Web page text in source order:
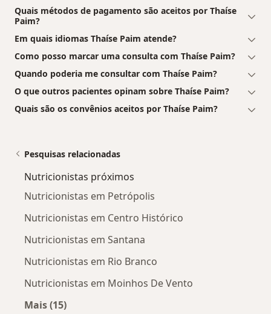
Quais métodos de pagamento são aceitos por Thaíse
Paim?
Em quais idiomas Thaíse Paim atende?
Como posso marcar uma consulta com Thaíse Paim?
Quando poderia me consultar com Thaíse Paim?
O que outros pacientes opinam sobre Thaíse Paim?
Quais são os convênios aceitos por Thaíse Paim?
Pesquisas relacionadas
Nutricionistas próximos
Nutricionistas em Petrópolis
Nutricionistas em Centro Histórico
Nutricionistas em Santana
Nutricionistas em Rio Branco
Nutricionistas em Moinhos De Vento
Mais (15)